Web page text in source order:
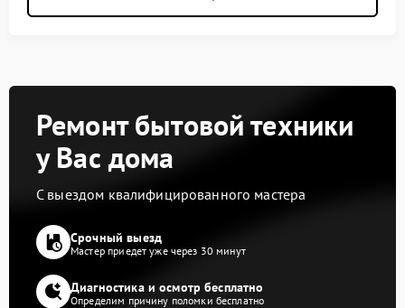
Ремонт бытовой техники
у Вас дома
С выездом квалифицированного мастера
Срочный выезд
Мастер приедет уже через 30 минут
Диагностика и осмотр бесплатно
Определим причину поломки бесплатно